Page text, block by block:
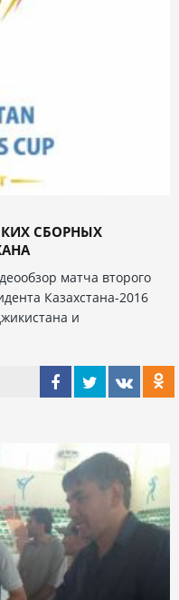
СБОРНЫХ
матча второго
Казахстана-2016
и